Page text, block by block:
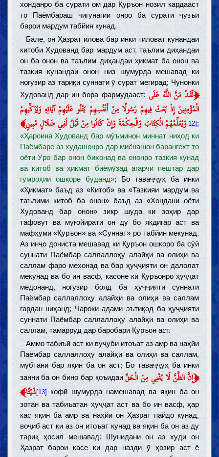
хонданро ба сурати ом дар Қуръон нозил кардааст
то Паёмбараш чигунагии онро ба сурати ҷузъӣ
барои мардум табйин кунад.
Бале, он Ҳазрат илова бар инки тиловат кунандаи
китоби Худованд бар мардум аст, таълим диҳандаи
он ба онон ва таълим диҳандаи ҳикмат ба онон ва
тазкия кунандаи онон низ шумурда мешавад ки
ногузир аз тариқи суннати ӯ сурат мегирад; Чунонки
Худованд дар ин бора фармудааст:
﴿لَقَدْ مَنَّ اللَّهُ عَلَى
الْمُؤْمِنِينَ إِذْ بَعَثَ فِيهِمْ رَسُولًا مِنْ أَنْفُسِهِمْ يَتْلُو عَلَيْهِمْ آيَاتِهِ وَيُزَكِّيهِمْ
وَيُعَلِّمُهُمُ الْكِتَابَ وَالْحِكْمَةَ وَإِنْ كَانُوا مِنْ قَبْلُ لَفِي ضَلَالٍ مُبِينٍ﴾ [12] ;
«Ҳароина Худованд бар мӯъминон миннат ниҳод ки
Паёмбаре аз худашонро дар миёнашон барангехт то
оёти Ӯро бар онон бихонад ва ононро тазкия кунад
ва китоб ва ҳикмат биёмӯзад агарчи пештар дар
гумроҳии ошкоре буданд»; Бо таваҷҷуҳ ба инки
«Ҳикмат» баъд аз «Китоб» ва «Тазкияи мардум ва
таълими китоб ба онон» баъд аз «Хондани оёти
Худованд бар онон» зикр шуда ки зоҳир дар
тафовут ва муғойирати он ду бо якдигар аст ва
мафҳуми «Қуръон» ва «Суннат» ро табйин мекунад.
Аз инҷо дониста мешавад ки Қуръон ошкоро ба сӯӣ
суннати Паёмбар саллаллоҳу алайҳи ва олиҳи ва
саллам фаро мехонад ва бар ҳуҷҷияти он далолат
мекунад ва бо ин васф, касоне ки Қуръонро ҳуҷҷат
медонанд, ногузир бояд ба ҳуҷҷияти суннати
Паёмбар саллаллоҳу алайҳи ва олиҳи ва саллам
гардан ниҳанд; Чароки адами эътиқод ба ҳуҷҷияти
суннати Паёмбар саллаллоҳу алайҳи ва олиҳи ва
саллам, тамарруд дар баробари Қуръон аст.
Аммо табиъӣ аст ки вуҷуби итоъат аз амр ва наҳйи
Паёмбар саллаллоҳу алайҳи ва олиҳи ва саллам,
мубтанӣ бар яқин ба он аст; Бо таваҷҷуҳ ба инки
занни ба он бино бар қоъидаи
﴿إِنَّ الظَّنَّ لَا يُغْنِي مِنَ الْحَقِّ
شَيْئًا﴾ [13]
кофӣ шумурда намешавад ва яқин ба он
зотан ва табиъатан ҳуҷҷат аст ва бо ин васф, ҳар
кас яқин ба амр ва наҳйи он Ҳазрат пайдо кунад,
воҷиб аст ки аз он итоъат кунад ва яқин ба он аз ду
тариқ ҳосил мешавад: Шунидани он аз худи он
Ҳазрат барои касе ки дар назди ӯ ҳозир аст ё